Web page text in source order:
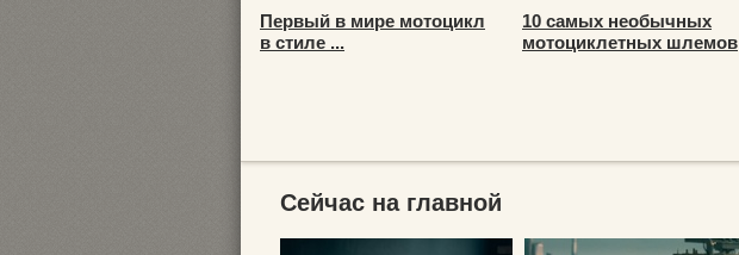
Первый в мире мотоцикл
в стиле ...
10 самых необычных
мотоциклетных шлемов
Сейчас на главной